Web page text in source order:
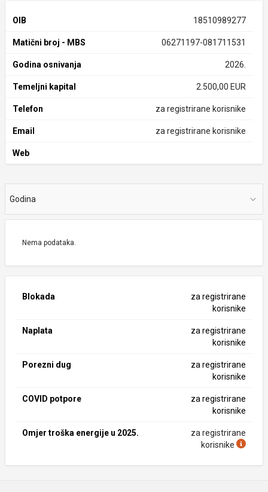
OIB 18510989277
Matični broj - MBS 06271197-081711531
Godina osnivanja 2026.
Temeljni kapital 2.500,00 EUR
Telefon za registrirane korisnike
Email za registrirane korisnike
Web
Godina
Nema podataka.
Blokada
za registrirane
korisnike
Naplata
za registrirane
korisnike
Porezni dug
za registrirane
korisnike
COVID potpore
za registrirane
korisnike
Omjer troška energije u 2025.
za registrirane
korisnike